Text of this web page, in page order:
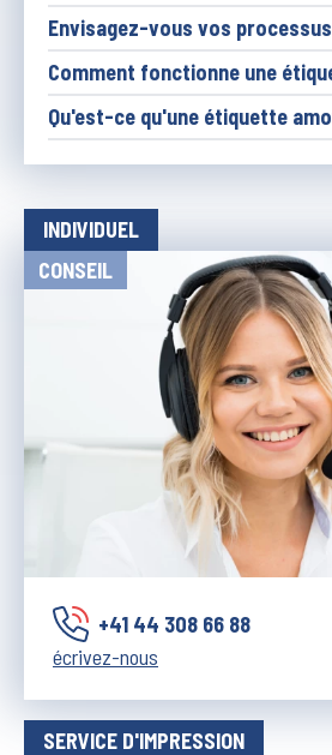
Envisagez-vous vos
Comment fonctionne une
Qu'est-ce qu'une étiquette
INDIVIDUEL
CONSEIL
+41 44 308 66 88
écrivez-nous
SERVICE D'IMPRESSION